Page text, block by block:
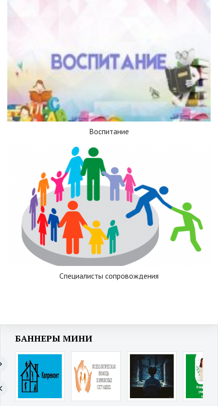
Воспитание
Специалисты сопровождения
БАННЕРЫ МИНИ